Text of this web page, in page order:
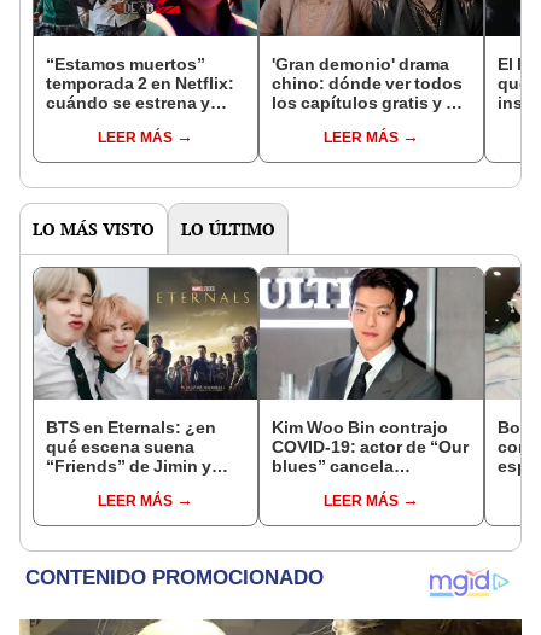
“Estamos muertos”
temporada 2 en Netflix:
cuándo se estrena y
temporadaLEER MÁS
'Gran demonio' drama
chino: dónde ver todos
los capítulos gratis y en
LEER MÁS
El k-
que
LO MÁS VISTO LO ÚLTIMO
BTS en Eternals: ¿en
qué escena suena
“Friends” de Jimin y
LEER MÁS
Kim Woo Bin contrajo
COVID-19: actor de “Our
blues” cancela
LEER MÁS